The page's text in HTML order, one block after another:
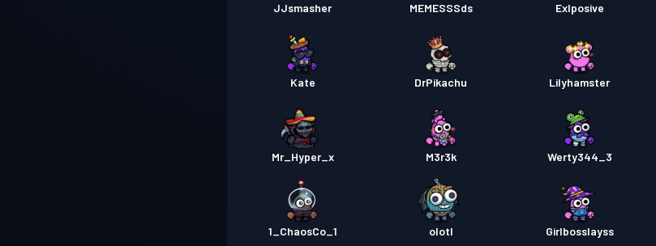
JJsmasher MEMESSSds Exlposive
Kate DrPikachu Lilyhamster
Mr_Hyper_x M3r3k Werty344_3
1_ChaosCo_1 olotl Girlbosslayss